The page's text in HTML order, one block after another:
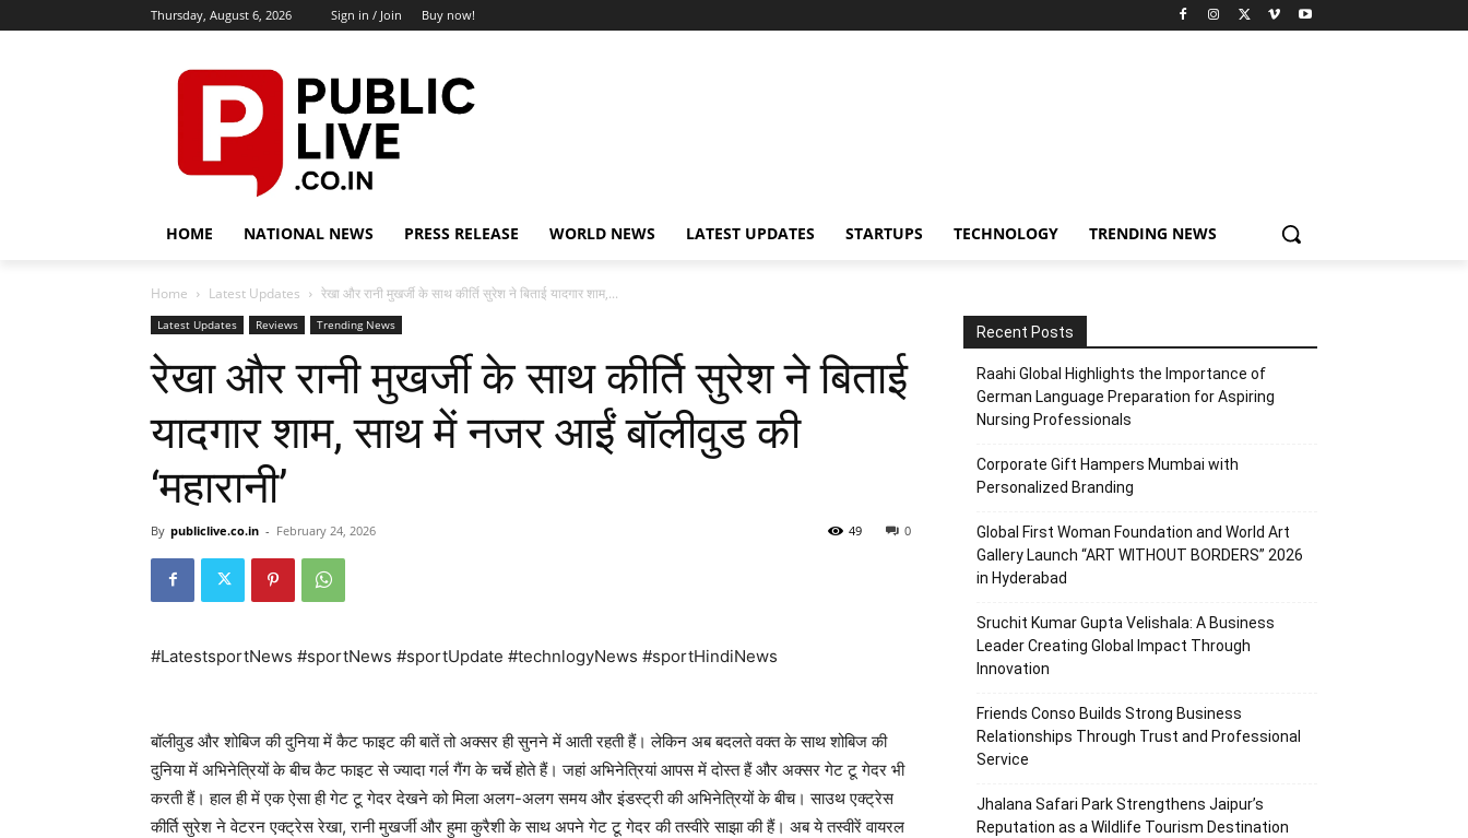
Thursday, August 6, 2026 Sign in / Join Buy now!
HOME NATIONAL NEWS PRESS RELEASE WORLD NEWS LATEST UPDATES STARTUPS TECHNOLOGY TRENDING NEWS
Home Latest Updates रेखा और रानी मुखर्जी के साथ कीर्ति सुरेश ने बिताई यादगार शाम,...
Latest Updates Reviews Trending News
रेखा और रानी मुखर्जी के साथ कीर्ति सुरेश ने बिताई
यादगार शाम, साथ में नजर आईं बॉलीवुड की
‘महारानी’
By publiclive.co.in - February 24, 2026 0
49
#LatestsportNews #sportNews #sportUpdate #technlogyNews #sportHindiNews
बॉलीवुड और शोबिज की दुनिया में कैट फाइट की बातें तो अक्सर ही सुनने में आती रहती हैं। लेकिन अब बदलते वक्त के साथ शोबिज की
दुनिया में अभिनेत्रियों के बीच कैट फाइट से ज्यादा गर्ल गैंग के चर्चे होते हैं। जहां अभिनेत्रियां आपस में दोस्त हैं और अक्सर गेट टू गेदर भी
करती हैं। हाल ही में एक ऐसा ही गेट टू गेदर देखने को मिला अलग-अलग समय और इंडस्ट्री की अभिनेत्रियों के बीच। साउथ एक्ट्रेस
कीर्ति सुरेश ने वेटरन एक्ट्रेस रेखा, रानी मुखर्जी और हुमा कुरैशी के साथ अपने गेट टू गेदर की तस्वीरे साझा की हैं। अब ये तस्वीरें वायरल
Recent Posts
Raahi Global Highlights the Importance of
German Language Preparation for Aspiring
Nursing Professionals
Corporate Gift Hampers Mumbai with
Personalized Branding
Global First Woman Foundation and World Art
Gallery Launch “ART WITHOUT BORDERS” 2026
in Hyderabad
Sruchit Kumar Gupta Velishala: A Business
Leader Creating Global Impact Through
Innovation
Friends Conso Builds Strong Business
Relationships Through Trust and Professional
Service
Jhalana Safari Park Strengthens Jaipur’s
Reputation as a Wildlife Tourism Destination